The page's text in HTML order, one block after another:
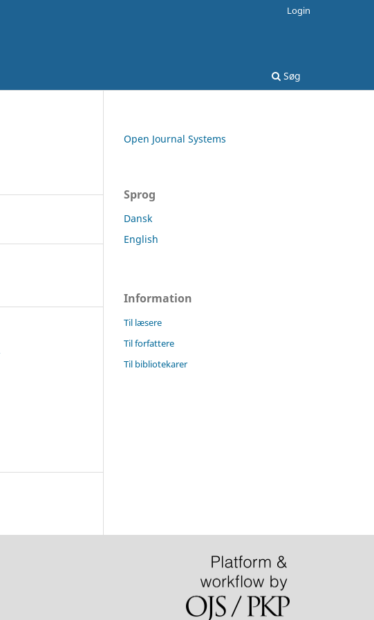
Søg
Login
Open Journal Systems
Sprog
Dansk
English
Information
Til læsere
Til forfattere
Til bibliotekarer